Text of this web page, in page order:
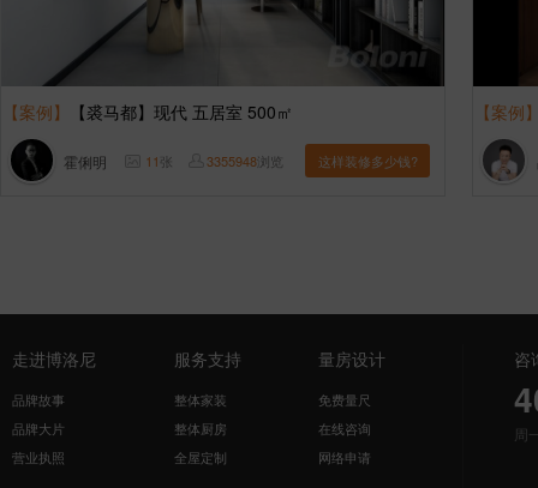
【案例】 【裘马都】现代 五居室 500㎡
霍俐明 11张 3355948浏览 这样装修多少钱?
【案例
走进博洛尼
品牌故事
品牌大片
营业执照
服务支持
整体家装
整体厨房
全屋定制
量房设计
免费量尺
在线咨询
网络申请
咨
周